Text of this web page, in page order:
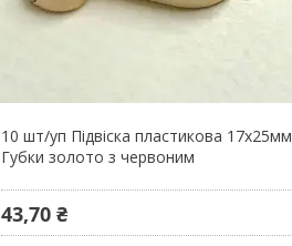
10 шт/уп Підвіска пластикова 17х25мм
Губки золото з червоним
43,70 ₴